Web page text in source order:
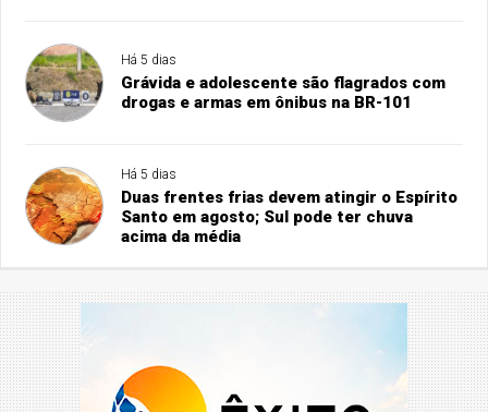
Há 5 dias
Grávida e adolescente são flagrados com
drogas e armas em ônibus na BR-101
Há 5 dias
Duas frentes frias devem atingir o Espírito
Santo em agosto; Sul pode ter chuva
acima da média